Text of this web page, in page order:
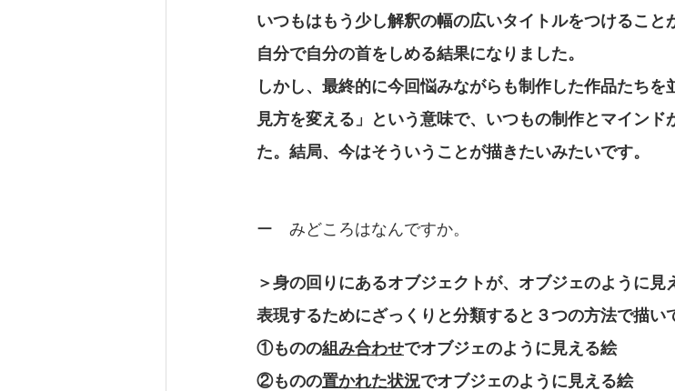
いつもはもう少し解釈の幅の広いタイトルをつけること
自分で自分の首をしめる結果になりました。
しかし、最終的に今回悩みながらも制作した作品たち
見方を変える」という意味で、いつもの制作とマインド
た。結局、今はそういうことが描きたいみたいです。
ー　みどころはなんですか。
＞身の回りにあるオブジェクトが、オブジェのように
表現するためにざっくりと分類すると３つの方法で描い
①ものの組み合わせでオブジェのように見える絵
②ものの置かれた状況でオブジェのように見える絵